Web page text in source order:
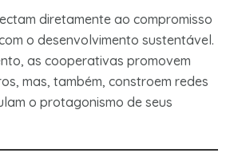
diretamente ao compromisso
o desenvolvimento sustentável.
as cooperativas promovem
mas, também, constroem redes
o protagonismo de seus